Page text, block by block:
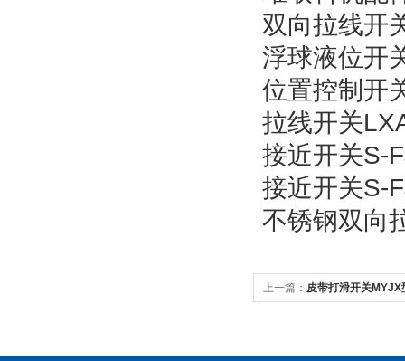
双向拉线开
浮球液位开
位置控制开
拉线开关
接近开关S-
接近开关S-
不锈钢双向
上一篇： 皮带打滑开关MYJX